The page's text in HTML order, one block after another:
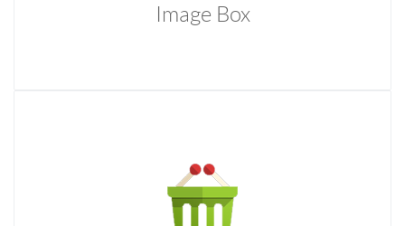
Image Box
Temporibus autem quibusdam et aut officiis debitis aut
rerum necessitatibus saepe eveniet ut et voluptates
repudiandae sint et molestiae.